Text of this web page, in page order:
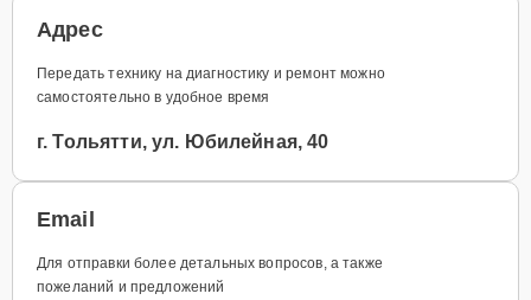
Адрес
Передать технику на диагностику и ремонт можно
самостоятельно в удобное время
г. Тольятти, ул. Юбилейная, 40
Email
Для отправки более детальных вопросов, а также
пожеланий и предложений